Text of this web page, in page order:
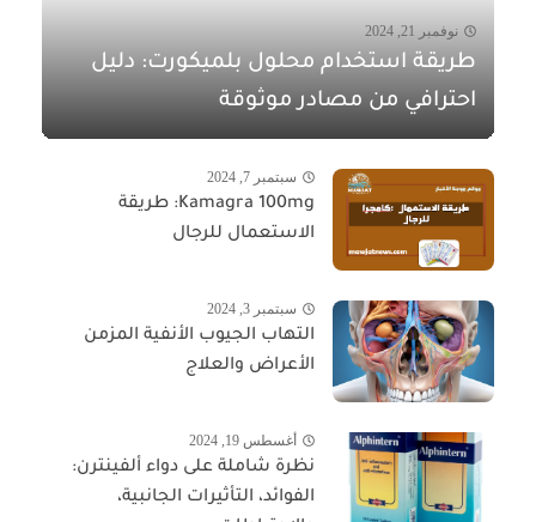
نوفمبر 21, 2024
طريقة استخدام محلول بلميكورت: دليل
احترافي من مصادر موثوقة
سبتمبر 7, 2024
Kamagra 100mg: طريقة
الاستعمال للرجال
سبتمبر 3, 2024
التهاب الجيوب الأنفية المزمن
الأعراض والعلاج
أغسطس 19, 2024
نظرة شاملة على دواء ألفينترن:
الفوائد، التأثيرات الجانبية،